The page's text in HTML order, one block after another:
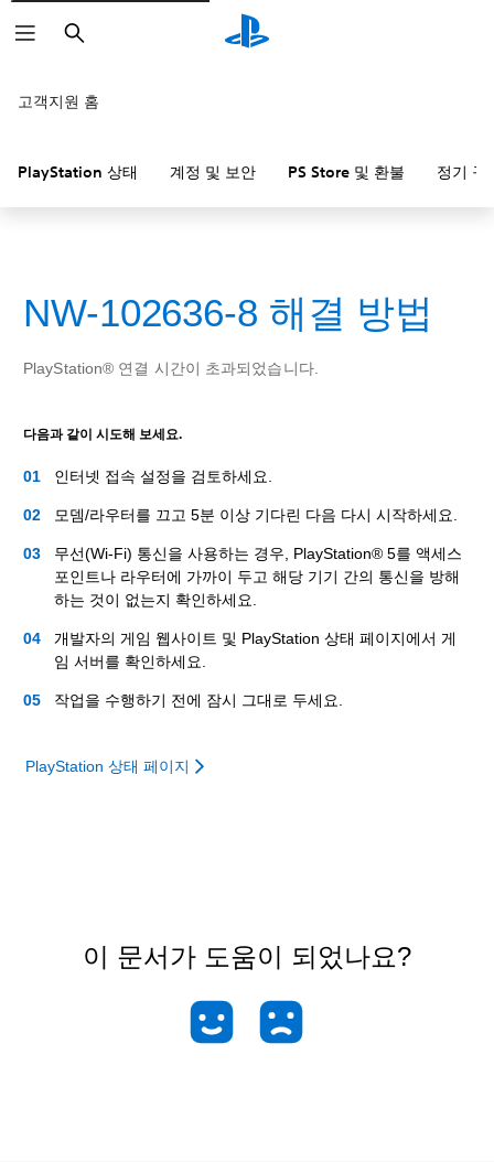
검
색
고객지원 홈
PlayStation 상태 계정 및 보안 PS Store 및 환불 정기 구
NW-102636-8 해결 방법
PlayStation® 연결 시간이 초과되었습니다.
다음과 같이 시도해 보세요.
인터넷 접속 설정을 검토하세요.
모뎀/라우터를 끄고 5분 이상 기다린 다음 다시 시작하세요.
무선(Wi-Fi) 통신을 사용하는 경우, PlayStation® 5를 액세스
포인트나 라우터에 가까이 두고 해당 기기 간의 통신을 방해
하는 것이 없는지 확인하세요.
개발자의 게임 웹사이트 및 PlayStation 상태 페이지에서 게
임 서버를 확인하세요.
작업을 수행하기 전에 잠시 그대로 두세요.
PlayStation 상태 페이지
이 문서가 도움이 되었나요?